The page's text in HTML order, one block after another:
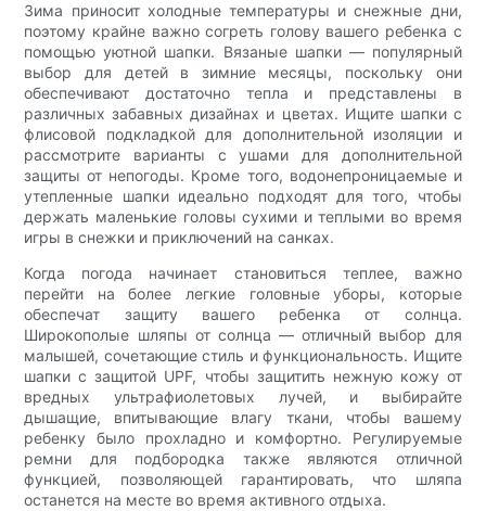
Зима приносит холодные температуры и снежные дни,
поэтому крайне важно согреть голову вашего ребенка с
помощью уютной шапки. Вязаные шапки — популярный
выбор для детей в зимние месяцы, поскольку они
обеспечивают достаточно тепла и представлены в
различных забавных дизайнах и цветах. Ищите шапки с
флисовой подкладкой для дополнительной изоляции и
рассмотрите варианты с ушами для дополнительной
защиты от непогоды. Кроме того, водонепроницаемые и
утепленные шапки идеально подходят для того, чтобы
держать маленькие головы сухими и теплыми во время
игры в снежки и приключений на санках.
Когда погода начинает становиться теплее, важно
перейти на более легкие головные уборы, которые
обеспечат защиту вашего ребенка от солнца.
Широкополые шляпы от солнца — отличный выбор для
малышей, сочетающие стиль и функциональность. Ищите
шапки с защитой UPF, чтобы защитить нежную кожу от
вредных ультрафиолетовых лучей, и выбирайте
дышащие, впитывающие влагу ткани, чтобы вашему
ребенку было прохладно и комфортно. Регулируемые
ремни для подбородка также являются отличной
функцией, позволяющей гарантировать, что шляпа
останется на месте во время активного отдыха.